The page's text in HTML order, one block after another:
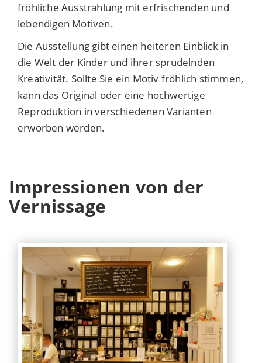
fröhliche Ausstrahlung mit erfrischenden und
lebendigen Motiven.
Die Ausstellung gibt einen heiteren Einblick in
die Welt der Kinder und ihrer sprudelnden
Kreativität. Sollte Sie ein Motiv fröhlich stimmen,
kann das Original oder eine hochwertige
Reproduktion in verschiedenen Varianten
erworben werden.
Impressionen von der
Vernissage